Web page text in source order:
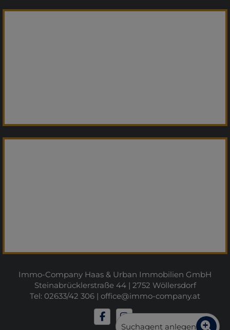
Immo-Company Haas & Urban Immobilien GmbH
Steinabrücklerstraße 44 | 2752 Wöllersdorf
Tel: 02633/42 306 | office@immo-company.at
Suchagent anlegen